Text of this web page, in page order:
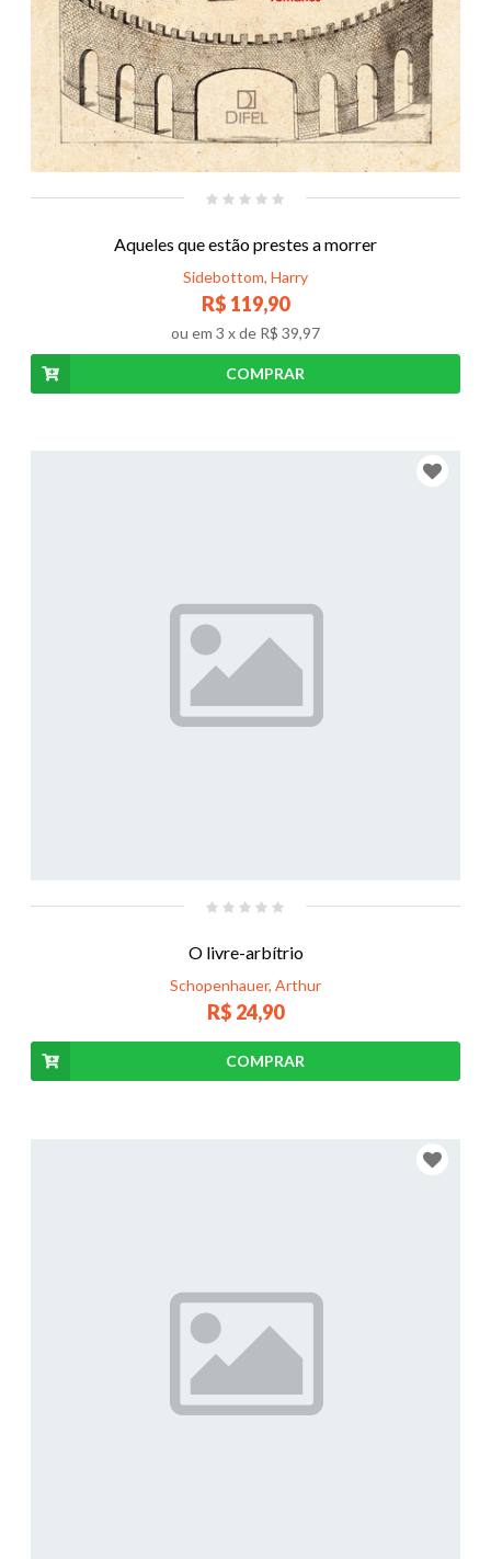
Aqueles que estão prestes a morrer
Sidebottom, Harry
R$ 119,90
ou em 3 x de R$ 39,97
COMPRAR
O livre-arbítrio
Schopenhauer, Arthur
R$ 24,90
COMPRAR